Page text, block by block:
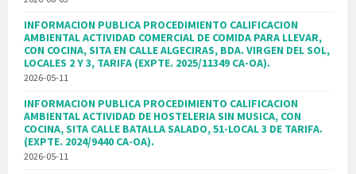
INFORMACION PUBLICA PROCEDIMIENTO CALIFICACION
AMBIENTAL ACTIVIDAD COMERCIAL DE COMIDA PARA LLEVAR,
CON COCINA, SITA EN CALLE ALGECIRAS, BDA. VIRGEN DEL SOL,
LOCALES 2 Y 3, TARIFA (EXPTE. 2025/11349 CA-OA).
2026-05-11
INFORMACION PUBLICA PROCEDIMIENTO CALIFICACION
AMBIENTAL ACTIVIDAD DE HOSTELERIA SIN MUSICA, CON
COCINA, SITA CALLE BATALLA SALADO, 51-LOCAL 3 DE TARIFA.
(EXPTE. 2024/9440 CA-OA).
2026-05-11